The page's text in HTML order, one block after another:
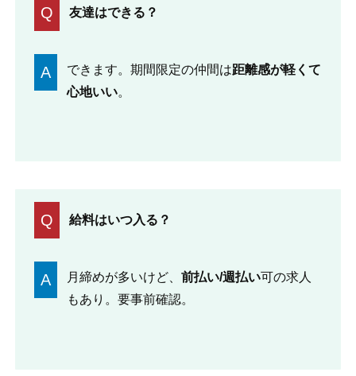
Q 友達はできる？
A できます。期間限定の仲間は距離感が軽くて
心地いい。
Q 給料はいつ入る？
A 月締めが多いけど、 前払い/週払い可の求人
もあり。要事前確認。